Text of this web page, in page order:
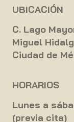
UBICACIÓN
C. Lago
Miguel
Ciudad de
HORARIOS
Lunes a
(previa cita)